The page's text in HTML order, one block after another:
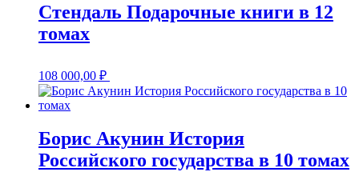
Стендаль Подарочные книги в 12
томах
108 000,00 ₽
Борис Акунин История
Российского государства в 10 томах